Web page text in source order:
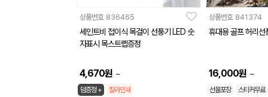
상품번호 836465
세인트비 접이식 목걸이 선풍기 LED 숫
자표시 목스트랩증정
4,670원 ~
덤증정 + 칼라인쇄
상품번호 841374
휴대용 골프 허리
16,000원 ~
선물포장 스티커무료